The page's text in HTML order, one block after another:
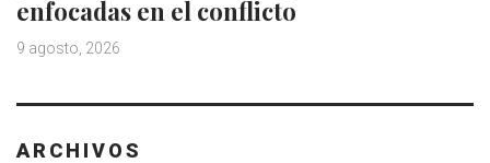
enfocadas en el conflicto
9 agosto, 2026
ARCHIVOS